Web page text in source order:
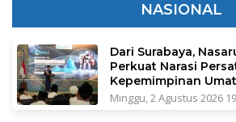
NASIONAL
Dari Surabaya,
Perkuat Narasi
Kepemimpinan Umat
Minggu, 2 Agustus 2026